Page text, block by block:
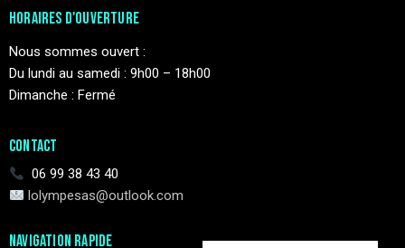
HORAIRES D'OUVERTURE
Nous sommes ouvert :
Du lundi au samedi : 9h00 – 18h00
Dimanche : Fermé
CONTACT
06 99 38 43 40
lolympesas@outlook.com
NAVIGATION RAPIDE